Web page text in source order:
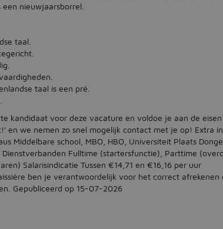
nieuwjaarsborrel.
taal.
taal is een pré.
kandidaat voor deze vacature en voldoe je aan de
en we nemen zo snel mogelijk contact met je op! Extra
Middelbare school, MBO, HBO, Universiteit Plaats
Fulltime (startersfunctie), Parttime
Salarisindicatie Tussen €14,71 en €16,16 per uur
ben je verantwoordelijk voor het correct afrekenen
Gepubliceerd op 15-07-2026